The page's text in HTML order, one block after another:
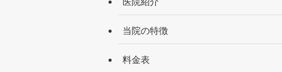
当院の特徴
料金表